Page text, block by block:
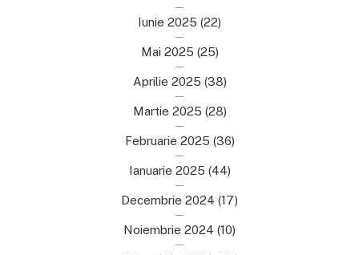
Iunie 2025 (22)
Mai 2025 (25)
Aprilie 2025 (38)
Martie 2025 (28)
Februarie 2025 (36)
Ianuarie 2025 (44)
Decembrie 2024 (17)
Noiembrie 2024 (10)